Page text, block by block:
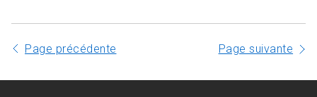
Page précédente Page suivante